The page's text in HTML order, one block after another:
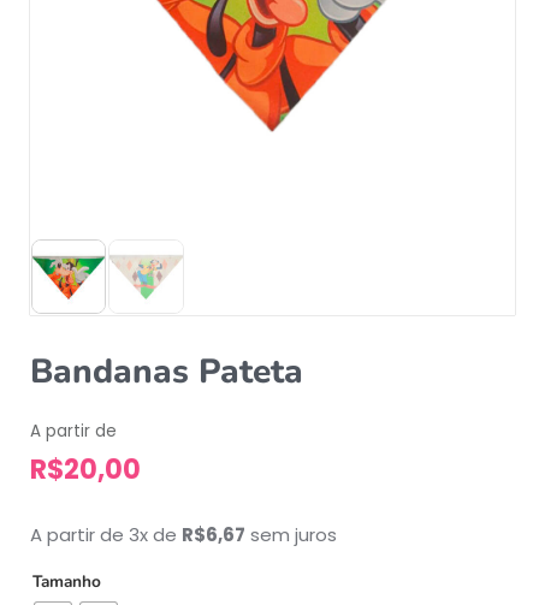
Bandanas Pateta
A partir de
R$20,00
A partir de 3x de R$6,67 sem juros
Tamanho